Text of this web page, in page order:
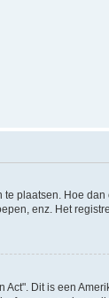
plaatsen. Hoe
enz. Het
Dit is een